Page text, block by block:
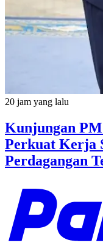
20 jam yang lalu
Kunjungan
Perkuat Kerja
Perdagangan